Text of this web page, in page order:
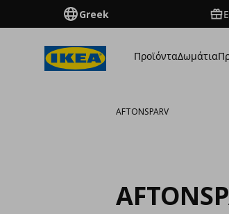
Greek
ΠροϊόνταΔωμάτια
AFTONSPARV